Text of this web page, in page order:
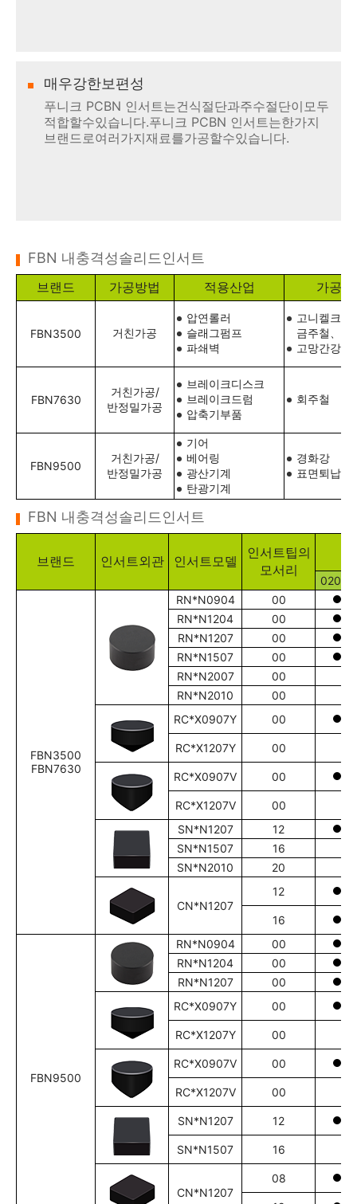
매우강한보편성
푸니크 PCBN 인서트는건식절단과주수절단이모두
적합할수있습니다.푸니크 PCBN 인서트는한가지
브랜드로여러가지재료를가공할수있습니다.
FBN 내충격성솔리드인서트
브랜드 가공방법 적용산업 가공
FBN3500 거친가공
압연롤러
슬래그펌프
파쇄벽
고니켈크롬
금주철、절
고망간강
FBN7630
거친가공/
반정밀가공
브레이크디스크
브레이크드럼
압축기부품
회주철
FBN9500
거친가공/
반정밀가공
기어
베어링
광산기계
탄광기계
경화강
표면퇴납재
FBN 내충격성솔리드인서트
브랜드 인서트외관 인서트모델
인서트팁의
모서리
02020
FBN3500
FBN7630
RN*N0904
00
RN*N1204
00
RN*N1207
00
RN*N1507
00
RN*N2007
00
RN*N2010
00
RC*X0907Y
00
RC*X1207Y 00
RC*X0907V 00
RC*X1207V
00
SN*N1207
12
SN*N1507
16
SN*N2010
20
CN*N1207
12
16
FBN9500
RN*N0904
00
RN*N1204
00
RN*N1207
00
RC*X0907Y
00
RC*X1207Y 00
RC*X0907V 00
RC*X1207V 00
SN*N1207 12
SN*N1507 16
CN*N1207
08